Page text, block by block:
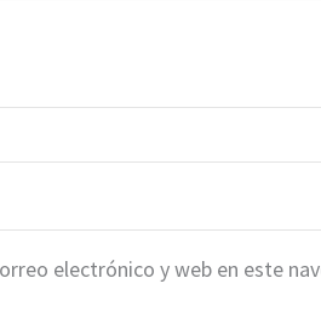
electrónico y web en este